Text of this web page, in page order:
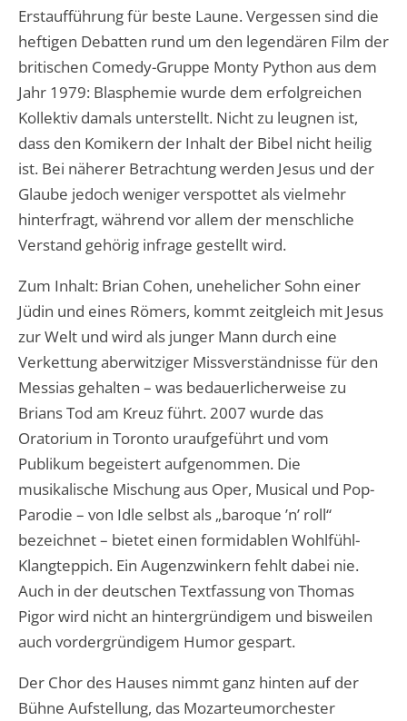
Erstaufführung für beste Laune. Vergessen sind die
heftigen Debatten rund um den legendären Film der
britischen Comedy-Gruppe Monty Python aus dem
Jahr 1979: Blasphemie wurde dem erfolgreichen
Kollektiv damals unterstellt. Nicht zu leugnen ist,
dass den Komikern der Inhalt der Bibel nicht heilig
ist. Bei näherer Betrachtung werden Jesus und der
Glaube jedoch weniger verspottet als vielmehr
hinterfragt, während vor allem der menschliche
Verstand gehörig infrage gestellt wird.
Zum Inhalt: Brian Cohen, unehelicher Sohn einer
Jüdin und eines Römers, kommt zeitgleich mit Jesus
zur Welt und wird als junger Mann durch eine
Verkettung aberwitziger Missverständnisse für den
Messias gehalten – was bedauerlicherweise zu
Brians Tod am Kreuz führt. 2007 wurde das
Oratorium in Toronto uraufgeführt und vom
Publikum begeistert aufgenommen. Die
musikalische Mischung aus Oper, Musical und Pop-
Parodie – von Idle selbst als „baroque ’n’ roll“
bezeichnet – bietet einen formidablen Wohlfühl-
Klangteppich. Ein Augenzwinkern fehlt dabei nie.
Auch in der deutschen Textfassung von Thomas
Pigor wird nicht an hintergründigem und bisweilen
auch vordergründigem Humor gespart.
Der Chor des Hauses nimmt ganz hinten auf der
Bühne Aufstellung, das Mozarteumorchester